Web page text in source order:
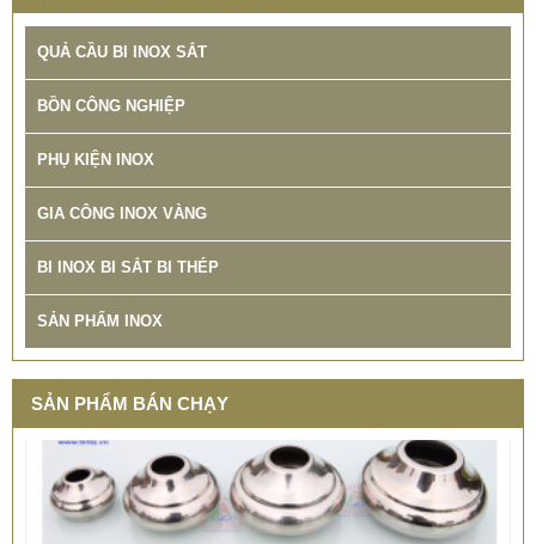
QUẢ CẦU BI INOX SẮT
BỒN CÔNG NGHIỆP
PHỤ KIỆN INOX
GIA CÔNG INOX VÀNG
BI INOX BI SẮT BI THÉP
SẢN PHẨM INOX
SẢN PHẨM BÁN CHẠY
XƯỞNG SẢN XUẤT BỒN INOX CÔNG NGHIỆP TINTA TÌNH
ĐƠM HOA
SP: XUONG GIA CONG BON CONG NGHIEP INOX TINTA